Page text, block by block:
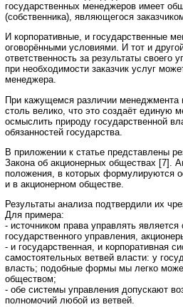
государственных менеджеров имеет
(собственника), являющегося
И корпоративные, и государственные
оговорёнными условиями. И тот и
ответственность за результаты
при необходимости заказчик услуг
менеджера.
При кажущемся различии менеджмента
столь велико, что это создаёт единую
осмыслить природу государственной
обязанностей государства.
В приложении к статье представлены
Закона об акционерных обществах [7].
положения, в которых формулируются
и в акционерном обществе.
Результаты анализа подтвердили их
Для примера:
- источником права управлять
государственного управления,
- и государственная, и корпоративная
самостоятельных ветвей власти: у
власть; подобные формы мы легко
обществом;
- обе системы управления допускают
полномочий любой из ветвей.